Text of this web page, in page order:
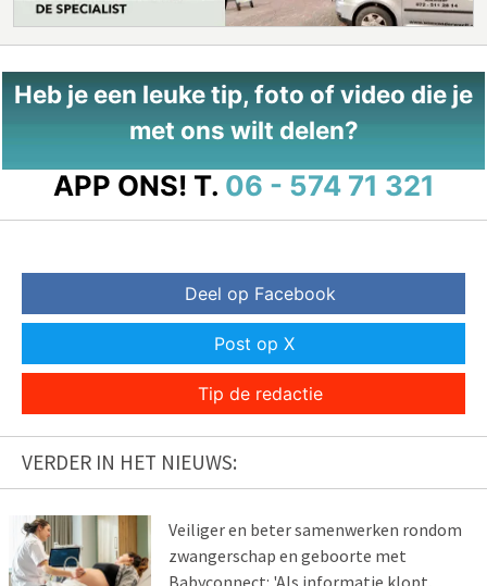
Heb je een leuke tip, foto of video die je
met ons wilt delen?
APP ONS! T. 06 - 574 71 321
Deel op Facebook
Post op X
Tip de redactie
VERDER IN HET NIEUWS:
Veiliger en beter samenwerken rondom
zwangerschap en geboorte met